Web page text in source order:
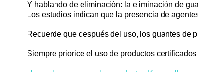
Y hablando de eliminación: la eliminación de guantes
Los estudios indican que la presencia de agentes
Recuerde que después del uso, los guantes de
Siempre priorice el uso de productos certificados y